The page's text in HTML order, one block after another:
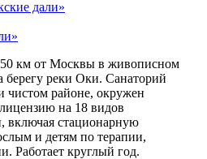
км от Москвы в живописном
берегу реки Оки. Санаторий
чистом районе, окружен
на 18 видов
включая стационарную
и детям по терапии,
Работает круглый год.